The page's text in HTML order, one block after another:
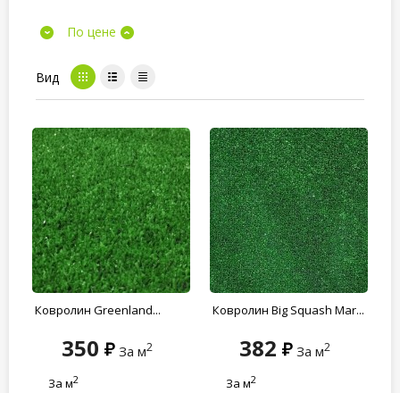
По цене
Вид
Ковролин Greenland...
350 За м2
За м2
Ковролин Big Squash Mar...
382 За м2
За м2